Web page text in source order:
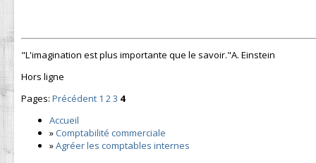
"L'imagination est plus importante que le savoir."A. Einstein
Hors ligne
Pages: Précédent 1 23 4
Accueil
»Comptabilité commerciale
»Agréer les comptables internes